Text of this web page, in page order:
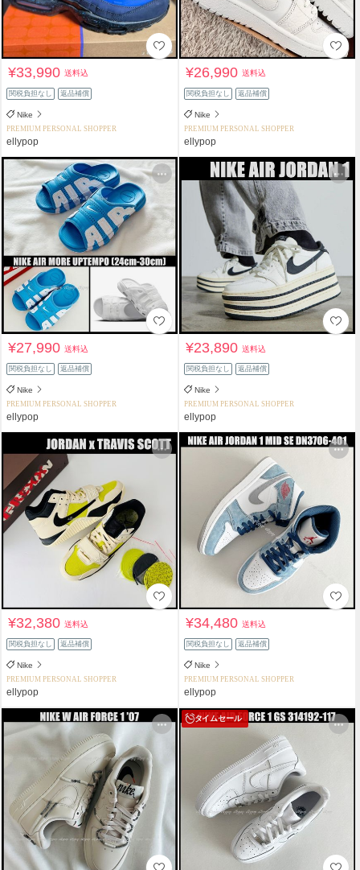
¥33,990送料込
関税負担なし 返品補償
Nike
PREMIUM PERSONAL SHOPPER
ellypop
¥26,990送料込
関税負担なし 返品補償
Nike
PREMIUM PERSONAL SHOPPER
ellypop
¥27,990送料込
関税負担なし 返品補償
Nike
PREMIUM PERSONAL SHOPPER
ellypop
¥23,890送料込
関税負担なし 返品補償
Nike
PREMIUM PERSONAL SHOPPER
ellypop
¥32,380送料込
関税負担なし 返品補償
Nike
PREMIUM PERSONAL SHOPPER
ellypop
¥34,480送料込
関税負担なし 返品補償
Nike
PREMIUM PERSONAL SHOPPER
ellypop
タイムセール